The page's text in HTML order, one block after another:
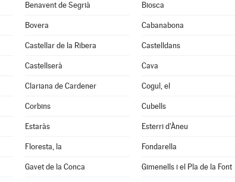
Benavent de Segrià Biosca
Bovera Cabanabona
Castellar de la Ribera Castelldans
Castellserà Cava
Clariana de Cardener Cogul, el
Corbins Cubells
Estaràs Esterri d'Àneu
Floresta, la Fondarella
Gavet de la Conca Gimenells i el Pla de la Font